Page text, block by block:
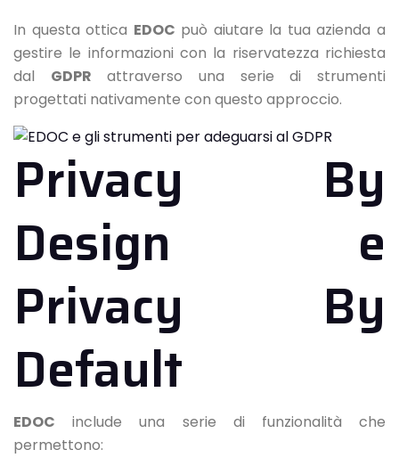
In questa ottica EDOC può aiutare la tua azienda a
gestire le informazioni con la riservatezza richiesta
dal GDPR attraverso una serie di strumenti
progettati nativamente con questo approccio.
Privacy By
Design e
Privacy By
Default
EDOC include una serie di funzionalità che
permettono: